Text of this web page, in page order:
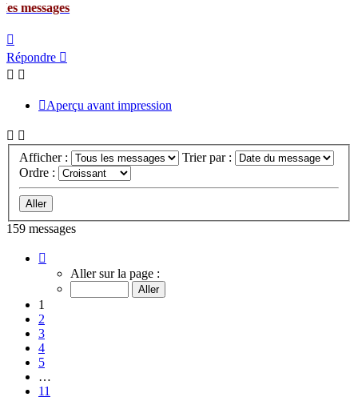
Répondre
Aperçu avant impression
Afficher :
Trier par :
Ordre :
159 messages
sur
Aller sur la page :
1
2
3
4
5
…
11